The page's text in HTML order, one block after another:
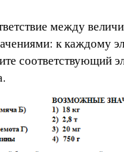
между
к каждому
соответствующий